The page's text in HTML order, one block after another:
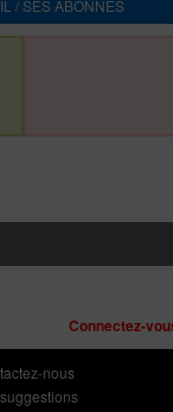
/ SES ABONNES
Connectez-
nous